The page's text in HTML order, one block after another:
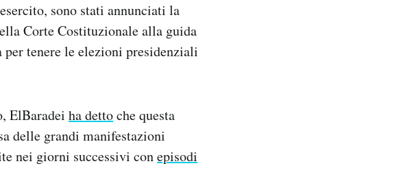
sono stati annunciati la
Corte Costituzionale alla guida
tenere le elezioni presidenziali
ElBaradei ha dettoche questa
delle grandi manifestazioni
nei giorni successivi conepisodi